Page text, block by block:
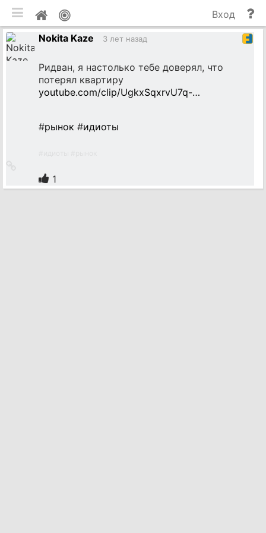
Мой
профиль
и
Вход
Nokita Kaze
3 лет назад
Ридван, я настолько тебе доверял, что
потерял квартиру
youtube.com/clip/UgkxSqxrvU7q-…
#рынок #идиоты
источник
1
мобильная версия